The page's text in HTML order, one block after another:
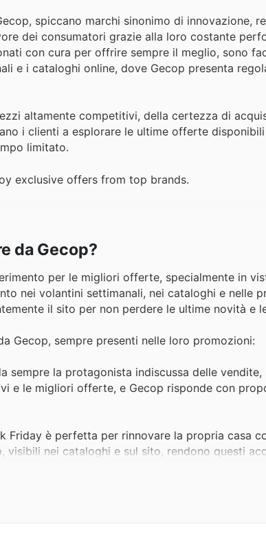
spiccano marchi sinonimo di innovazione,
dei consumatori grazie alla loro costante
con cura per offrire sempre il meglio, sono
e i cataloghi online, dove Gecop presenta
altamente competitivi, della certezza di
i clienti a esplorare le ultime offerte
limitato.
exclusive offers from top brands.
da Gecop?
per le migliori offerte, specialmente in
nei volantini settimanali, nei cataloghi e nelle
il sito per non perdere le ultime novità e
Gecop, sempre presenti nelle loro promozioni:
sempre la protagonista indiscussa delle
e le migliori offerte, e Gecop risponde con
Friday è perfetta per rinnovare la propria casa
nei cataloghi e sul sito, rendono questi
regolarmente questi articoli nelle sue